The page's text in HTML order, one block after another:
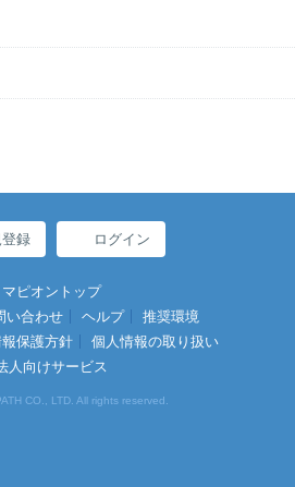
録 ログイン
マピオントップ
い合わせ ヘルプ
推奨環境
保護方針
個人情報の取り扱い
人向けサービス
CO., LTD. All rights reserved.